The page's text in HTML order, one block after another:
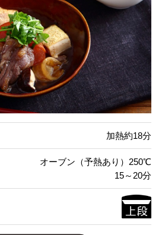
加熱約18分
オーブン（予熱あり）250℃
15～20分